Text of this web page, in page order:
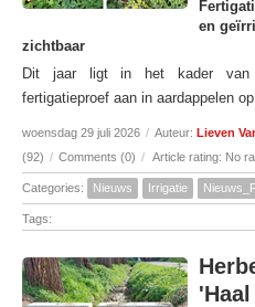
en
zichtbaar
Dit jaar ligt in het kader van
fertigatieproef aan in aardappelen
woensdag 29 juli 2026 / Auteur: Lieven
(92) / Comments (0) / Article rating: No
Categories: Nieuws Irrigatie
Tags: